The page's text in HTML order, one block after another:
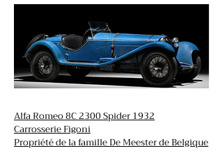
Alfa Romeo 8C 2300 Spider 1932
Carrosserie Figoni
Propriété de la famille De Meester de Belgique